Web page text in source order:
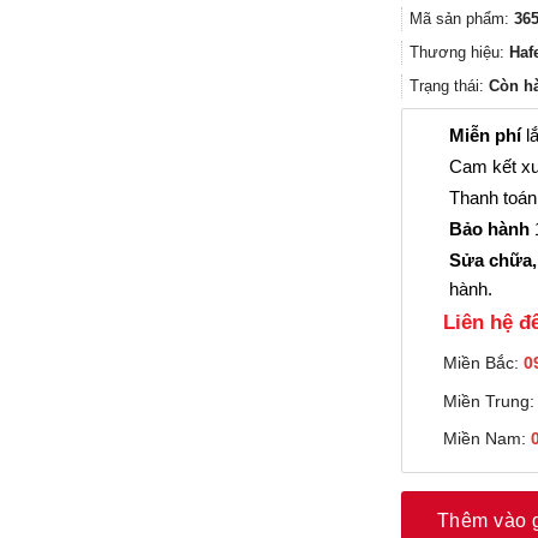
Mã sản phẩm:
Thương hiệu:
Trạng thái: Còn
Miễn phí
Cam kết
Thanh
Bảo hành
Sửa
hành.
Liên hệ
Miền Bắc:
Miền Trung:
Miền Nam:
Thêm vào